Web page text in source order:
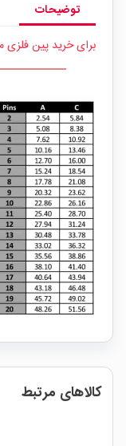
توضیحات
برای خرید پین فلزی
کالاهای مرتبط